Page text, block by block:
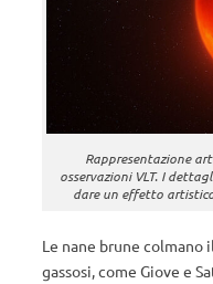
Rappresentazione
osservazioni VLT. I
dare un effetto
Le nane brune
gassosi, come Giove e